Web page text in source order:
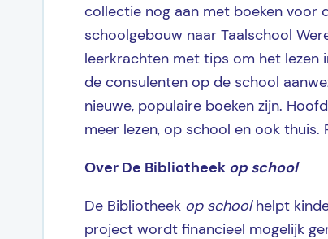
collectie nog aan met boeken voor
schoolgebouw naar Taalschool
leerkrachten met tips om het lezen
de consulenten op de school
nieuwe, populaire boeken zijn.
meer lezen, op school en ook
Over De Bibliotheek op school
De Bibliotheek op schoolhelpt
project wordt financieel mogelijk